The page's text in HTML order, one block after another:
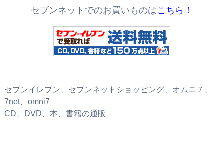
セブンネットでのお買いものはこちら！
セブンイレブン、セブンネットショッピング、オムニ７、
7net、omni7
CD、DVD、本、書籍の通販